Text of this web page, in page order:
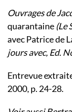
Ouvrages de
quarantaine (Le
avec Patrice de
jours avec, Ed.
Entrevue
2000, p. 24-28.